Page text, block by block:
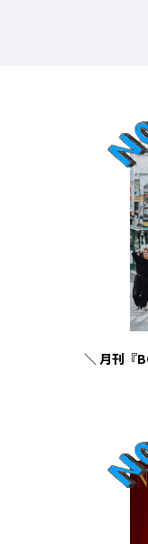
＼ 月刊『